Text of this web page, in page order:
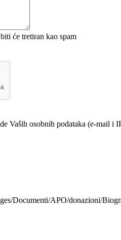
će tretiran kao spam
Vaših osobnih podataka (e-mail i
Documenti/APO/donazioni/